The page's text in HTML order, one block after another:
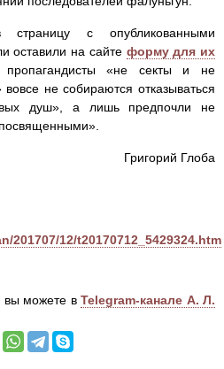
страницу с опубликованными
оставили на сайте форму для их
пропагандисты «не секты и не
вовсе не собираются отказываться
душ», а лишь предпочли не
Григорий Глоба
12/t20170712_5429324.htm
вы можете в Telegram-канале А. Л.